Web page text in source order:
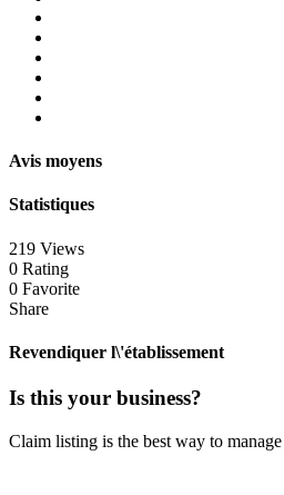
Avis moyens
Statistiques
219 Views
0 Rating
0 Favorite
Share
Revendiquer l\'établissement
Is this your business?
Claim listing is the best way to